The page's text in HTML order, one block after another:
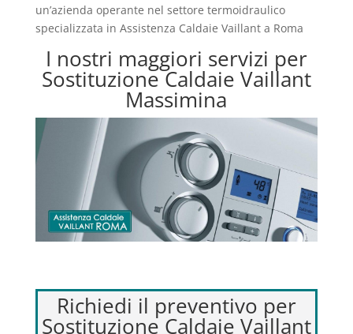
un’azienda operante nel settore termoidraulico
specializzata in Assistenza Caldaie Vaillant a Roma
I nostri maggiori servizi per
Sostituzione Caldaie Vaillant
Massimina
Richiedi il preventivo per
Sostituzione Caldaie Vaillant